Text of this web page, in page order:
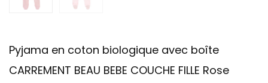
Pyjama en coton biologique avec boîte
CARREMENT BEAU BEBE COUCHE FILLE Rose